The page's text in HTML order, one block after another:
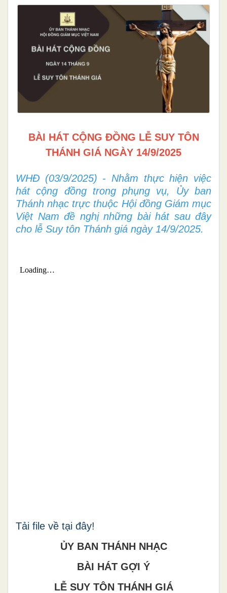
BÀI HÁT CỘNG ĐỒNG LỄ SUY TÔN
THÁNH GIÁ NGÀY 14/9/2025
WHĐ (03/9/2025) - Nhằm thực hiện việc
hát cộng đồng trong phụng vụ, Ủy ban
Thánh nhạc trực thuộc Hội đồng Giám mục
Việt Nam đề nghị những bài hát sau đây
cho lễ Suy tôn Thánh giá ngày 14/9/2025.
Tải file về tại đây!
ỦY BAN THÁNH NHẠC
BÀI HÁT GỢI Ý
LỄ SUY TÔN THÁNH GIÁ